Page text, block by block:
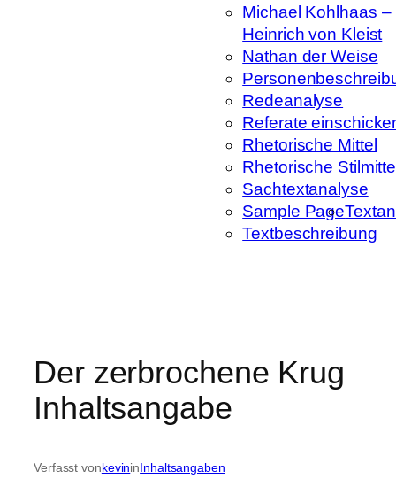
Michael Kohlhaas –
Heinrich von Kleist
Nathan der Weise
Redeanalyse
Referate
Rhetorische Mittel
Rhetorische
Sachtextanalyse
Sample Page
Textbeschreibung
Der zerbrochene Krug
Inhaltsangabe
Verfasst vonkevininInhaltsangaben